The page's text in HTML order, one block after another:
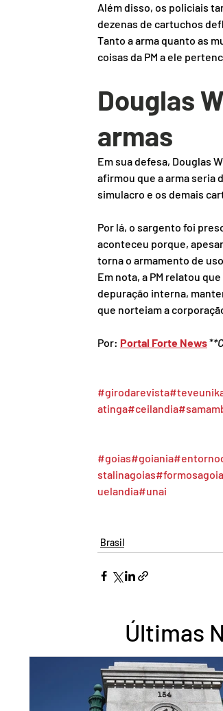
Além disso, os policiais
dezenas de cartuchos
Tanto a arma quanto as
coisas da PM a ele
Douglas
armas
Em sua defesa, Douglas
afirmou que a arma seria
simulacro e os demais
Por lá, o sargento foi
aconteceu porque,
torna o armamento de
Em nota, a PM relatou
depuração interna,
que norteiam a
Por: Portal Forte News *
#girodarevista
atinga#ceilandia
#goias#goiania
stalinagoias
uelandia#unai
Brasil
Últimas